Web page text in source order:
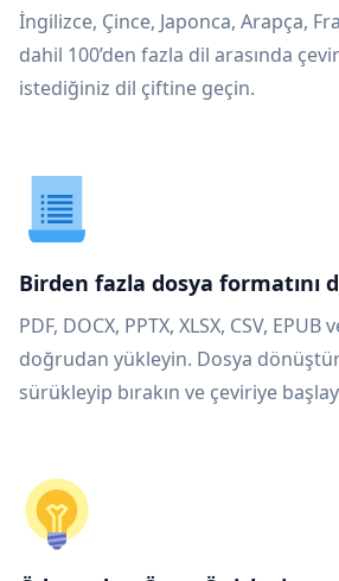
İngilizce, Çince, Japonca, Arapça,
dahil 100’den fazla dil arasında
istediğiniz dil çiftine geçin.
Birden fazla dosya formatını
PDF, DOCX, PPTX, XLSX, CSV, EPUB
doğrudan yükleyin. Dosya
sürükleyip bırakın ve çeviriye